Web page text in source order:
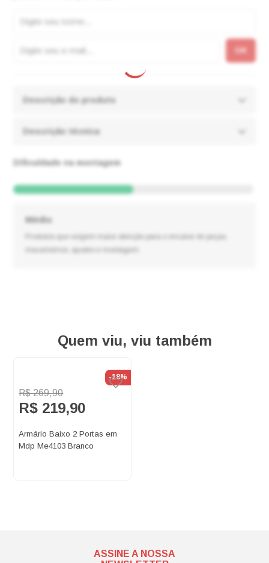
Descrição do produto
Descrição técnica
Dificuldade na montagem
Médio
Quem viu, viu também
-18%
R$ 269,90
R$ 219,90
Armário Baixo 2 Portas em
Mdp Me4103 Branco
ASSINE A NOSSA